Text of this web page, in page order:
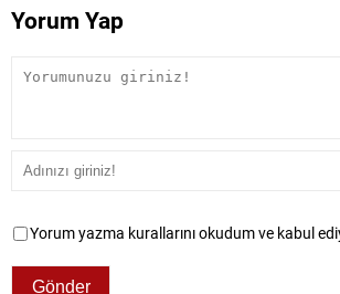
Yorum Yap
Yorum yazma kurallarını okudum ve kabul